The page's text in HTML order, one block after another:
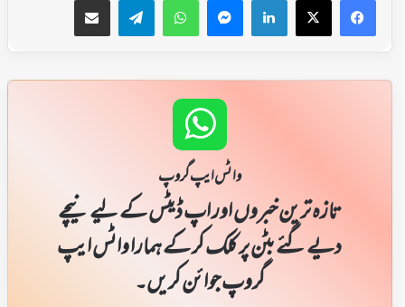
واٹس ایپ گروپ
تازہ ترین خبروں اور اپ ڈیٹس کے لیے نیچے
دیے گئے بٹن پر کلک کر کے ہمارا واٹس ایپ
گروپ جوائن کریں۔